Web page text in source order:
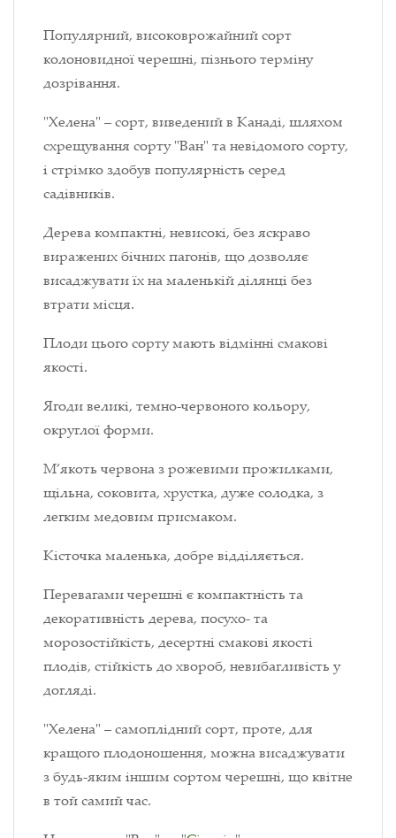
Популярний, високоврожайний сорт
колоновидної черешні, пізнього терміну
дозрівання.
"Хелена" – сорт, виведений в Канаді, шляхом
схрещування сорту "Ван" та невідомого сорту,
і стрімко здобув популярність серед
садівників.
Дерева компактні, невисокі, без яскраво
виражених бічних пагонів, що дозволяє
висаджувати їх на маленькій ділянці без
втрати місця.
Плоди цього сорту мають відмінні смакові
якості.
Ягоди великі, темно-червоного кольору,
округлої форми.
М’якоть червона з рожевими прожилками,
щільна, соковита, хрустка, дуже солодка, з
легким медовим присмаком.
Кісточка маленька, добре відділяється.
Перевагами черешні є компактність та
декоративність дерева, посухо- та
морозостійкість, десертні смакові якості
плодів, стійкість до хвороб, невибагливість у
догляді.
"Хелена" – самоплідний сорт, проте, для
кращого плодоношення, можна висаджувати
з будь-яким іншим сортом черешні, що квітне
в той самий час.